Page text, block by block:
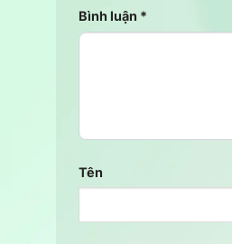
Bình luận *
Tên